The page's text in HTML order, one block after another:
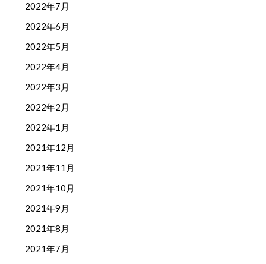
2022年7月
2022年6月
2022年5月
2022年4月
2022年3月
2022年2月
2022年1月
2021年12月
2021年11月
2021年10月
2021年9月
2021年8月
2021年7月